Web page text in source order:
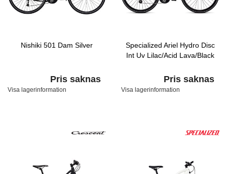
Nishiki 501 Dam Silver
Pris saknas
Visa lagerinformation
Specialized Ariel Hydro Disc
Int Uv Lilac/Acid Lava/Black
Pris saknas
Visa lagerinformation